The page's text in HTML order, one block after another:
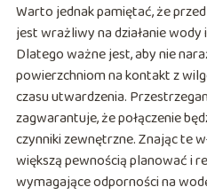
Warto jednak pamiętać, że
jest wrażliwy na działanie
Dlatego ważne jest, aby nie
powierzchniom na kontakt z
czasu utwardzenia.
zagwarantuje, że połączenie
czynniki zewnętrzne. Znając te
większą pewnością planować i
wymagające odporności na